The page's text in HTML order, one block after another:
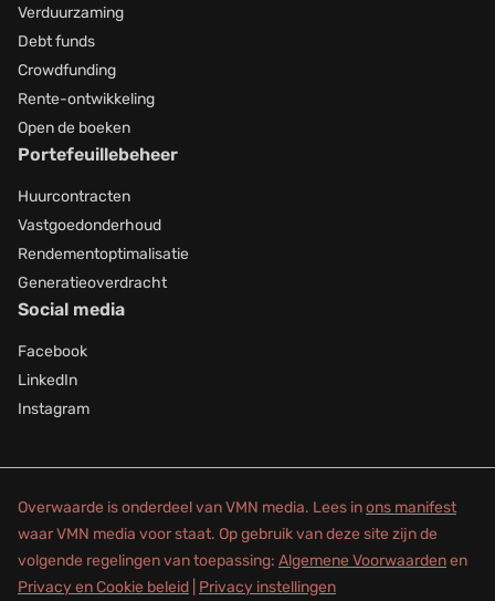
Verduurzaming
Debt funds
Crowdfunding
Rente-ontwikkeling
Open de boeken
Portefeuillebeheer
Huurcontracten
Vastgoedonderhoud
Rendementoptimalisatie
Generatieoverdracht
Social media
Facebook
LinkedIn
Instagram
Overwaarde is onderdeel van VMN media. Lees inons manifest
waar VMN media voor staat. Op gebruik van deze site zijn de
volgende regelingen van toepassing: Algemene Voorwaardenen
Privacy en Cookie beleid Privacy instellingen